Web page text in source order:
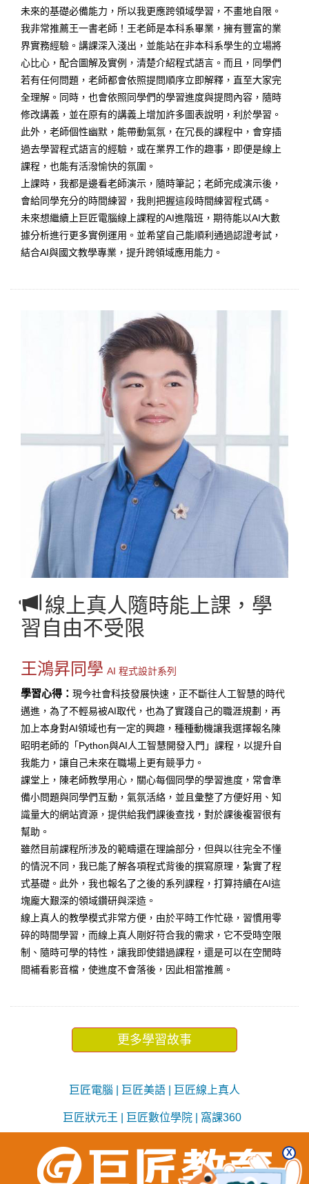
未來的基礎必備能力，所以我更應跨領域學習，不畫地自限。
我非常推薦王一書老師！王老師是本科系畢業，擁有豐富的業
界實務經驗。講課深入淺出，並能站在非本科系學生的立場將
心比心，配合圖解及實例，清楚介紹程式語言。而且，同學們
若有任何問題，老師都會依照提問順序立即解釋，直至大家完
全理解。同時，也會依照同學們的學習進度與提問內容，隨時
修改講義，並在原有的講義上增加許多圖表說明，利於學習。
此外，老師個性幽默，能帶動氣氛，在冗長的課程中，會穿插
過去學習程式語言的經驗，或在業界工作的趣事，即便是線上
課程，也能有活潑愉快的氛圍。
上課時，我都是邊看老師演示，隨時筆記；老師完成演示後，
會給同學充分的時間練習，我則把握這段時間練習程式碼。
未來想繼續上巨匠電腦線上課程的AI進階班，期待能以AI大數
據分析進行更多實例運用。並希望自己能順利通過認證考試，
結合AI與國文教學專業，提升跨領域應用能力。
線上真人隨時能上課，學
習自由不受限
王鴻昇同學 AI 程式設計系列
學習心得： 現今社會科技發展快速，正不斷往人工智慧的時代
邁進，為了不輕易被AI取代，也為了實踐自己的職涯規劃，再
加上本身對AI領域也有一定的興趣，種種動機讓我選擇報名陳
昭明老師的「Python與AI人工智慧開發入門」課程，以提升自
我能力，讓自己未來在職場上更有競爭力。
課堂上，陳老師教學用心，關心每個同學的學習進度，常會準
備小問題與同學們互動，氣氛活絡，並且彙整了方便好用、知
識量大的網站資源，提供給我們課後查找，對於課後複習很有
幫助。
雖然目前課程所涉及的範疇還在理論部分，但與以往完全不懂
的情況不同，我已能了解各項程式背後的撰寫原理，紮實了程
式基礎。此外，我也報名了之後的系列課程，打算持續在AI這
塊龐大艱深的領域鑽研與深造。
線上真人的教學模式非常方便，由於平時工作忙碌，習慣用零
碎的時間學習，而線上真人剛好符合我的需求，它不受時空限
制、隨時可學的特性，讓我即使錯過課程，還是可以在空閒時
間補看影音檔，使進度不會落後，因此相當推薦。
更多學習故事
巨匠電腦 巨匠美語 巨匠線上真人
巨匠狀元王 巨匠數位學院 窩課360
X